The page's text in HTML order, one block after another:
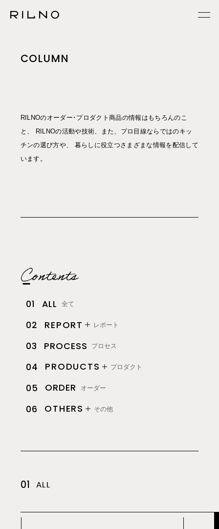
COLUMN
RILNOのオーダー･プロダクト商品の情報はもちろんのこ
と、 RILNOの活動や技術、また、プロ目線ならではのキッ
チンの選び方や、 暮らしに役立つさまざまな情報を配信して
います。
01 ALL 全て
02 REPORT レポート
03 PROCESS プロセス
04 PRODUCTS プロダクト
05 ORDER オーダー
06 OTHERS その他
01 ALL